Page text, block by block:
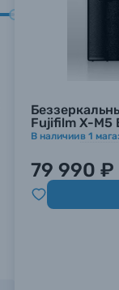
Fujifilm X-M5
В наличиив 1
79 990 ₽